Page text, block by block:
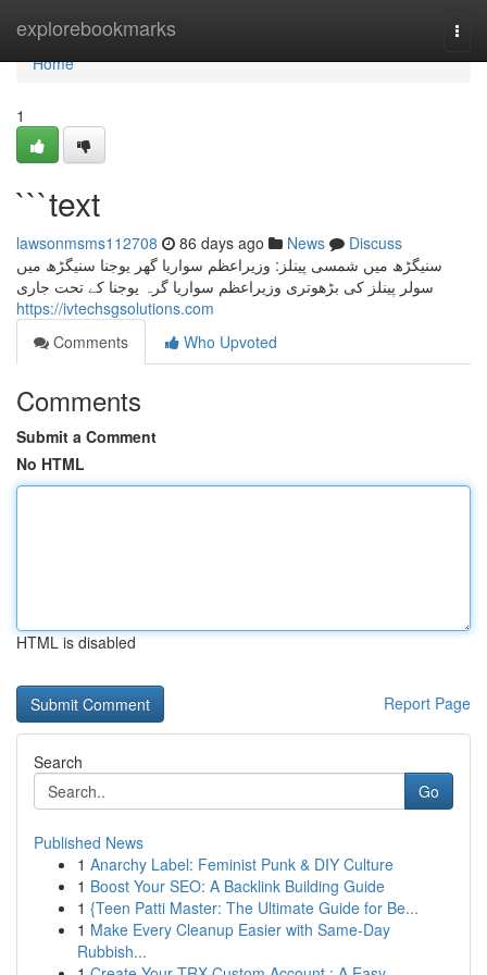
explorebookmarks
Home
Home
1
```text
lawsonmsms112708 86 days ago News
Discuss
سنیگڑھ میں شمسی پینلز: وزیراعظم سواریا گھر یوجنا سنیگڑھ میں
سولر پینلز کی بڑھوتری وزیراعظم سواریا گرہ یوجنا کے تحت جاری
https://ivtechsgsolutions.com
Comments
Who Upvoted
Comments
Submit a Comment
No HTML
HTML is disabled
Report Page
Search
Go
Published News
1 Anarchy Label: Feminist Punk & DIY Culture
1 Boost Your SEO: A Backlink Building Guide
1 {Teen Patti Master: The Ultimate Guide for Be...
1 Make Every Cleanup Easier with Same-Day
Rubbish...